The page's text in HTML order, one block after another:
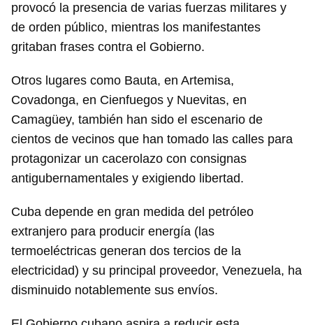
provocó la presencia de varias fuerzas militares y
de orden público, mientras los manifestantes
gritaban frases contra el Gobierno.
Otros lugares como Bauta, en Artemisa,
Covadonga, en Cienfuegos y Nuevitas, en
Camagüey, también han sido el escenario de
cientos de vecinos que han tomado las calles para
protagonizar un cacerolazo con consignas
antigubernamentales y exigiendo libertad.
Cuba depende en gran medida del petróleo
extranjero para producir energía (las
termoeléctricas generan dos tercios de la
electricidad) y su principal proveedor, Venezuela, ha
disminuido notablemente sus envíos.